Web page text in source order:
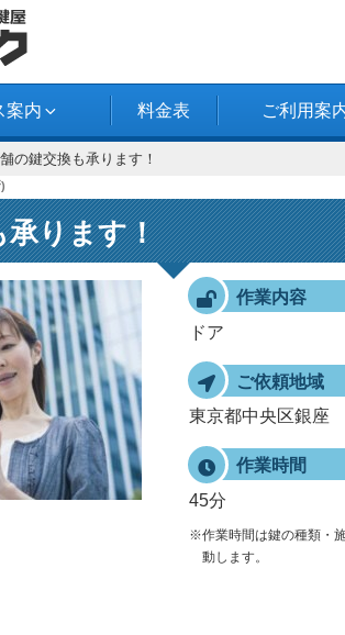
案内 料金表 ご利用案
の鍵交換も承ります！
承ります！
作業内容
ドア
ご依頼地域
東京都中央区銀座
作業時間
45分
※作業時間は鍵の種類・
動します。